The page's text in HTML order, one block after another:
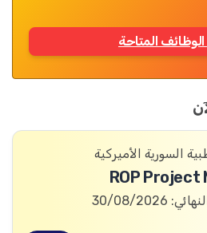
المتاحة
السورية الأميركية
ROP Project
30/08/2026